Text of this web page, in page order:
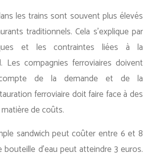
les trains sont souvent plus élevés
traditionnels. Cela s’explique par
et les contraintes liées à la
Les compagnies ferroviaires doivent
de la demande et de la
ferroviaire doit faire face à des
de coûts.
sandwich peut coûter entre 6 et 8
bouteille d’eau peut atteindre 3 euros.